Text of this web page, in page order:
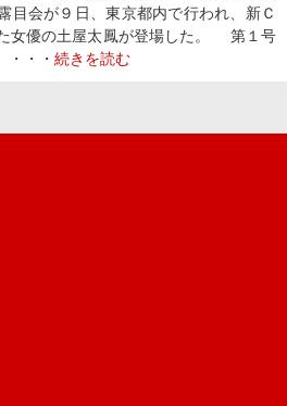
目会が９日、東京都内で行われ、新Ｃ
女優の土屋太鳳が登場した。 第１号
・・・ 続きを読む